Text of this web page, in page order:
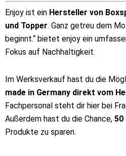
Enjoy ist ein Hersteller von
und Topper. Ganz getreu dem
beginnt.“ bietet enjoy ein
Fokus auf Nachhaltigkeit.
Im Werksverkauf hast du die
made in Germany direkt vom
Fachpersonal steht dir hier bei
Außerdem hast du die Chance, 50
Produkte zu sparen.